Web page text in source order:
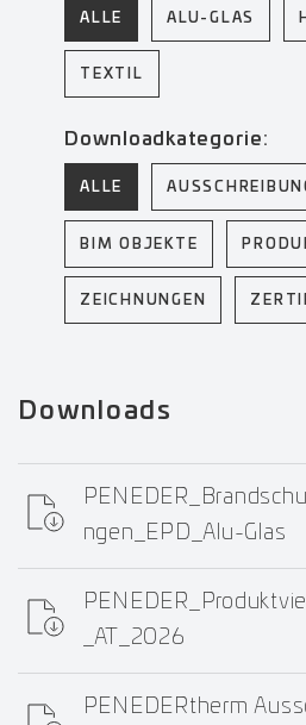
ALLE ALU-GLAS
TEXTIL
Downloadkategorie:
ALLE
BIM OBJEKTE
ZEICHNUNGEN
Downloads
ngen_EPD_Alu-Glas
_AT_2026
PENEDERtherm